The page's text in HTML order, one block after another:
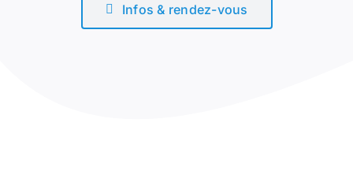
Infos & rendez-vous